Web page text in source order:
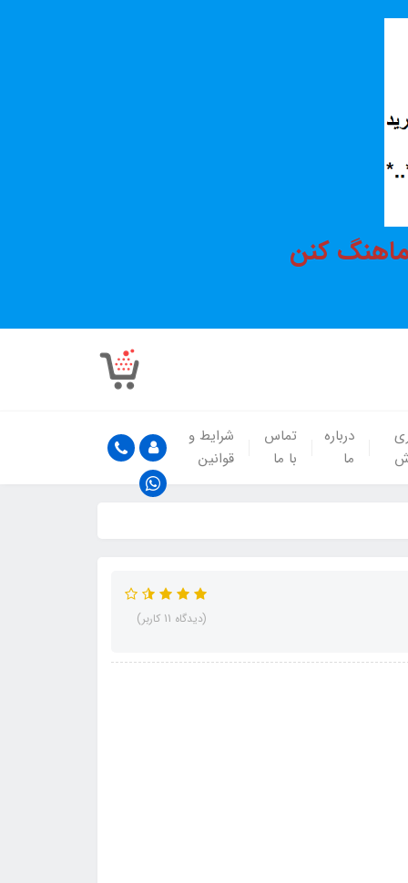
کنن
درباره
ما
تماس
با ما
شرایط و
قوانین
(دیدگاه 11 کاربر)